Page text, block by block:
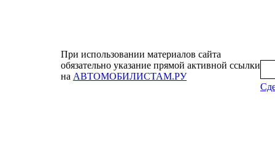
При использовании материалов сайта
обязательно указание прямой активной ссылки
на АВТОМОБИЛИСТАМ.РУ